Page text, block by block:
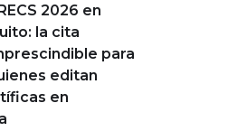
2026 en
la cita
para
editan
en